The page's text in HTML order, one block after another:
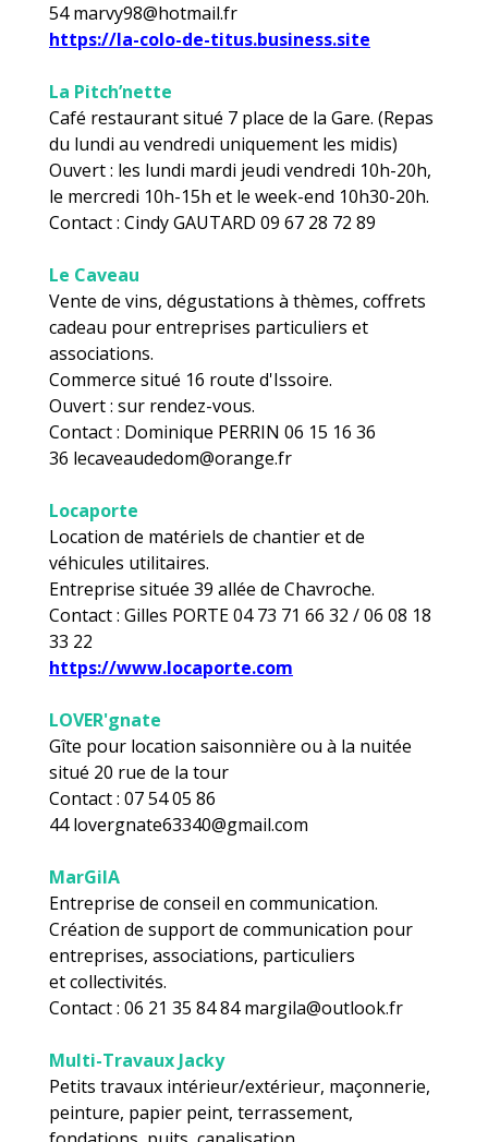
54 marvy98@hotmail.fr
https://la-colo-de-titus.business.site
La Pitch’nette
Café restaurant situé 7 place de la Gare. (Repas
du lundi au vendredi uniquement les midis)
Ouvert : les lundi mardi jeudi vendredi 10h-20h,
le mercredi 10h-15h et le week-end 10h30-20h.
Contact : Cindy GAUTARD 09 67 28 72 89
Le Caveau
Vente de vins, dégustations à thèmes, coffrets
cadeau pour entreprises particuliers et
associations.
Commerce situé 16 route d'Issoire.
Ouvert : sur rendez-vous.
Contact : Dominique PERRIN 06 15 16 36
36 lecaveaudedom@orange.fr
Locaporte
Location de matériels de chantier et de
véhicules utilitaires.
Entreprise située 39 allée de Chavroche.
Contact : Gilles PORTE 04 73 71 66 32 / 06 08 18
33 22
https://www.locaporte.com
LOVER'gnate
Gîte pour location saisonnière ou à la nuitée
situé 20 rue de la tour
Contact : 07 54 05 86
44 lovergnate63340@gmail.com
MarGilA
Entreprise de conseil en communication.
Création de support de communication pour
entreprises, associations, particuliers
et collectivités.
Contact : 06 21 35 84 84 margila@outlook.fr
Multi-Travaux Jacky
Petits travaux intérieur/extérieur, maçonnerie,
peinture, papier peint, terrassement,